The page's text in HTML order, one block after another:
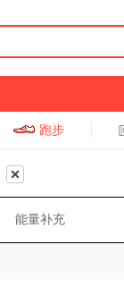
跑步
能量补充